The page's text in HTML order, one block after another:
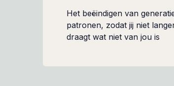
Het beëindigen van
patronen, zodat jij niet
draagt wat niet van jou is